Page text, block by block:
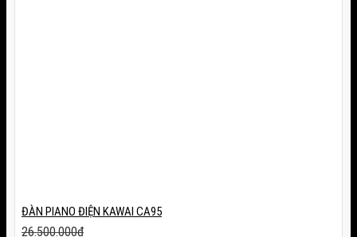
ĐÀN PIANO ĐIỆN KAWAI CA95
26.500.000₫